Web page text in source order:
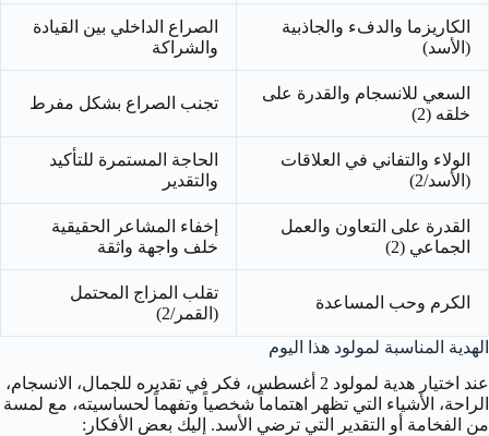
الكاريزما والدفء والجاذبية
(الأسد)
الصراع الداخلي بين القيادة
والشراكة
السعي للانسجام والقدرة على
خلقه (2)
تجنب الصراع بشكل مفرط
الولاء والتفاني في العلاقات
(الأسد/2)
الحاجة المستمرة للتأكيد
والتقدير
القدرة على التعاون والعمل
الجماعي (2)
إخفاء المشاعر الحقيقية
خلف واجهة واثقة
الكرم وحب المساعدة
تقلب المزاج المحتمل
(القمر/2)
الهدية المناسبة لمولود هذا اليوم
عند اختيار هدية لمولود 2 أغسطس، فكر في تقديره للجمال، الانسجام،
الراحة، الأشياء التي تظهر اهتماماً شخصياً وتفهماً لحساسيته، مع لمسة
من الفخامة أو التقدير التي ترضي الأسد. إليك بعض الأفكار: